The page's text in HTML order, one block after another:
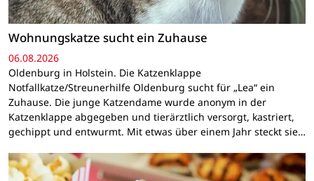
Wohnungskatze sucht ein Zuhause
06.08.2026
Oldenburg in Holstein. Die Katzenklappe
Notfallkatze/Streunerhilfe Oldenburg sucht für „Lea“ ein
Zuhause. Die junge Katzendame wurde anonym in der
Katzenklappe abgegeben und tierärztlich versorgt, kastriert,
gechippt und entwurmt. Mit etwas über einem Jahr steckt sie…